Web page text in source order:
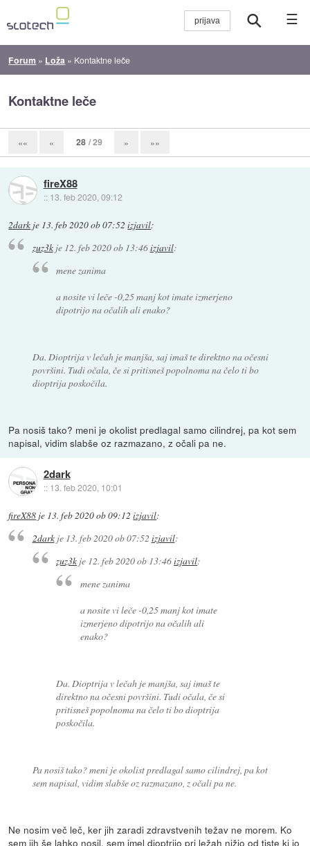
☰
Forum » Loža » Kontaktne leče
Kontaktne leče
«« « 28 / 29 » »»
fireX88
:: 13. feb 2020, 09:12
2dark je 13. feb 2020 ob 07:52 izjavil:
zuz3kje 12. feb 2020 ob 13:46izjavil:
mene zanima
a nosite vi leče -0,25 manj kot imate izmerjeno
dipotrijo na očalih ali enako?
Da. Dioptrija v lečah je manjša, saj imaš te direktno na očesni
površini. Tudi očala, če si pritisneš popolnoma na čelo ti bo
dioptrija poskočila.
Pa nosiš tako? meni je okolist predlagal samo cilindrej, pa kot sem
napisal, vidim slabše oz razmazano, z očali pa ne.
2dark
:: 13. feb 2020, 10:01
fireX88 je 13. feb 2020 ob 09:12 izjavil:
2darkje 13. feb 2020 ob 07:52 izjavil:
zuz3k je 12. feb 2020 ob 13:46izjavil:
mene zanima
a nosite vi leče -0,25 manj kot imate
izmerjeno dipotrijo na očalih ali
enako?
Da. Dioptrija v lečah je manjša, saj imaš te
direktno na očesni površini. Tudi očala, če si
pritisneš popolnoma na čelo ti bo dioptrija
poskočila.
Pa nosiš tako? meni je okolist predlagal samo cilindrej, pa kot
sem napisal, vidim slabše oz razmazano, z očali pa ne.
Ne nosim več leč, ker jih zaradi zdravstvenih težav ne morem. Ko
sem jih še lahko nosil, sem imel dioptrijo pri ležah nižjo od tiste ki jo